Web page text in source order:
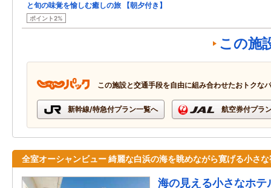
と旬の味覚を愉しむ癒しの旅 【朝夕付き】
ポイント2%
この施
この施設と交通手段を自由に組み合わせたおトクな
新幹線/特急付プラン一覧へ 航空券付プラ
全室オーシャンビュー 綺麗な白浜の海を眺めながら寛げる小さな
海の見える小さなホ